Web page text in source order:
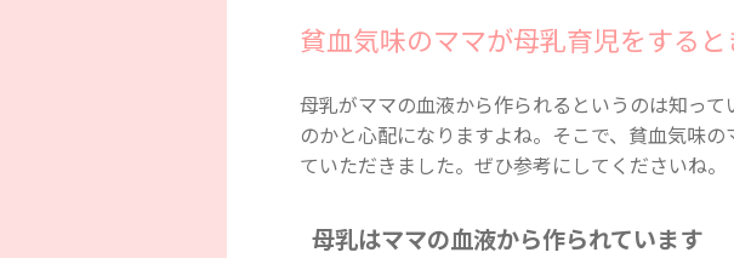
貧血気味のママが母乳育児をする
母乳がママの血液から作られるというのは知っ
のかと心配になりますよね。そこで、貧血気味
ていただきました。ぜひ参考にしてくださいね。
母乳はママの血液から作られています